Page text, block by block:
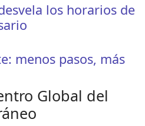
los horarios de
menos pasos, más
Global del